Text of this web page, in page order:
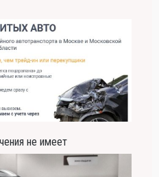
не имеет